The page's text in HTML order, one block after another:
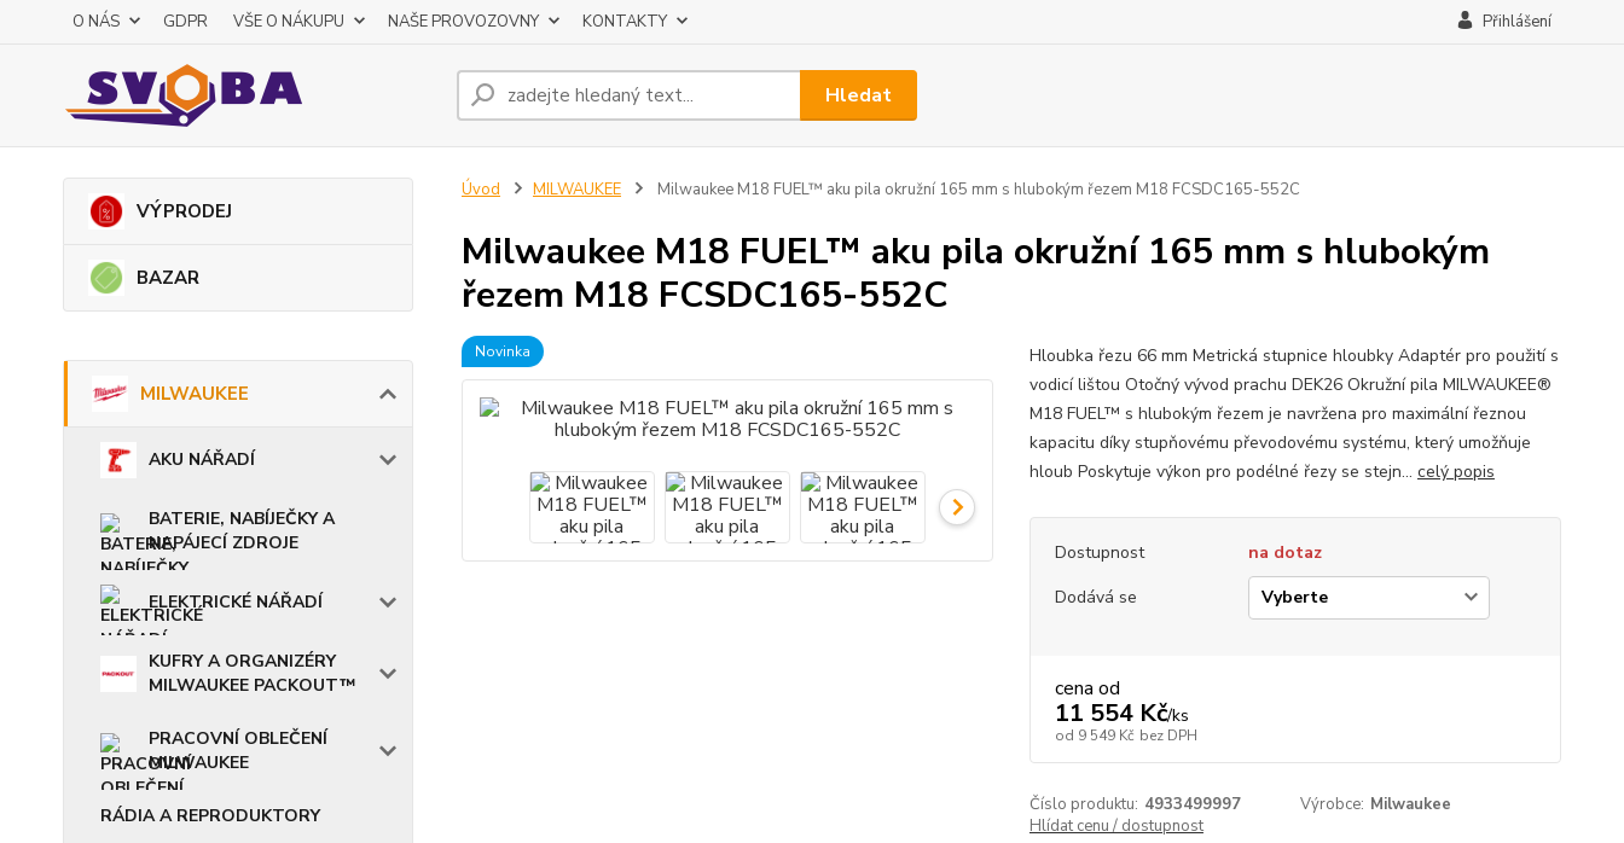
O NÁS GDPR VŠE O NÁKUPU NAŠE PROVOZOVNY KONTAKTY Přihlášení
Hledat
VÝPRODEJ
BAZAR
MILWAUKEE
AKU NÁŘADÍ
BATERIE, NABÍJEČKY A
NAPÁJECÍ ZDROJE
ELEKTRICKÉ NÁŘADÍ
KUFRY A ORGANIZÉRY
MILWAUKEE PACKOUT™
PRACOVNÍ OBLEČENÍ
MILWAUKEE
RÁDIA A REPRODUKTORY
Úvod MILWAUKEE Milwaukee M18 FUEL™ aku pila okružní 165 mm s hlubokým řezem M18 FCSDC165-552C
Milwaukee M18 FUEL™ aku pila okružní 165 mm s hlubokým
řezem M18 FCSDC165-552C
Novinka
Hloubka řezu 66 mm Metrická stupnice hloubky Adaptér pro použití s
vodicí lištou Otočný vývod prachu DEK26 Okružní pila MILWAUKEE®
M18 FUEL™ s hlubokým řezem je navržena pro maximální řeznou
kapacitu díky stupňovému převodovému systému, který umožňuje
hloub Poskytuje výkon pro podélné řezy se stejn... celý popis
Dostupnost
na dotaz
Dodává se
cena od
11 554 Kč/ks
od 9 549 Kč bez DPH
Číslo produktu: 4933499997 Výrobce: Milwaukee
Hlídat cenu / dostupnost